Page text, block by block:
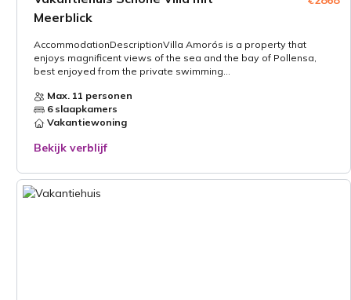
Meerblick
AccommodationDescriptionVilla Amorós is a property that
enjoys magnificent views of the sea and the bay of Pollensa,
best enjoyed from the private swimming...
Max. 11 personen
6 slaapkamers
Vakantiewoning
Bekijk verblijf